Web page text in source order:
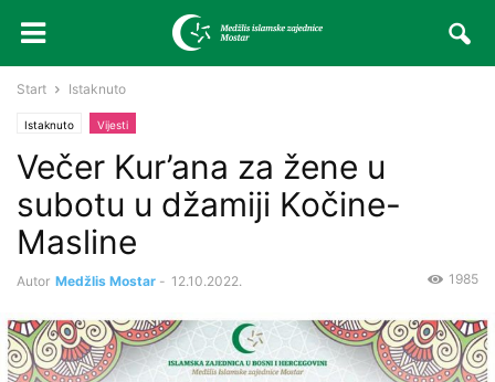
Start Istaknuto
Istaknuto Vijesti
Večer Kur’ana za žene u
subotu u džamiji Kočine-
Masline
Autor Medžlis Mostar - 12.10.2022. 1985